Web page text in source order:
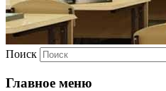
Поиск
Главное меню